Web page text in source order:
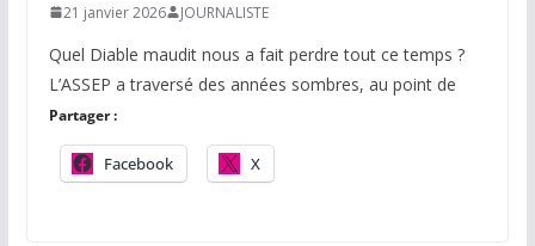
21 janvier 2026 JOURNALISTE
Quel Diable maudit nous a fait perdre tout ce temps ?
L’ASSEP a traversé des années sombres, au point de
Partager :
Facebook X